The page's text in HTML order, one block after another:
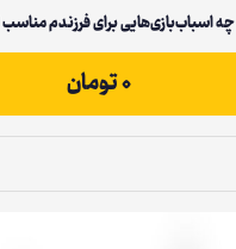
چه اسباب‌بازی‌هایی برای فرزندم
۰تومان